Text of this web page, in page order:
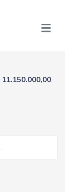
11.150.000,00.